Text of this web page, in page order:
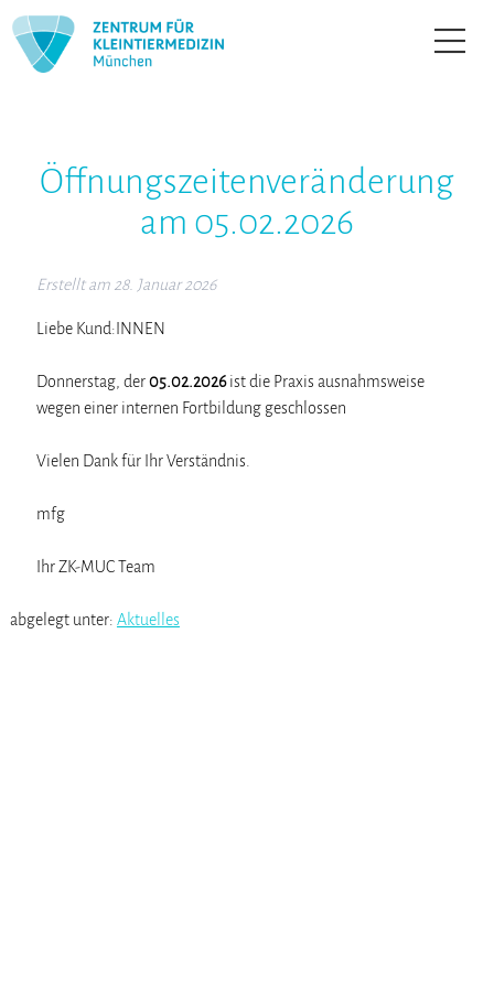
Öffnungszeitenveränderung
am 05.02.2026
Erstellt am 28. Januar 2026
Liebe Kund:INNEN
Donnerstag, der05.02.2026ist die Praxis ausnahmsweise
wegen einer internen Fortbildung geschlossen
Vielen Dank für Ihr Verständnis.
mfg
Ihr ZK-MUC Team
abgelegt unter: Aktuelles